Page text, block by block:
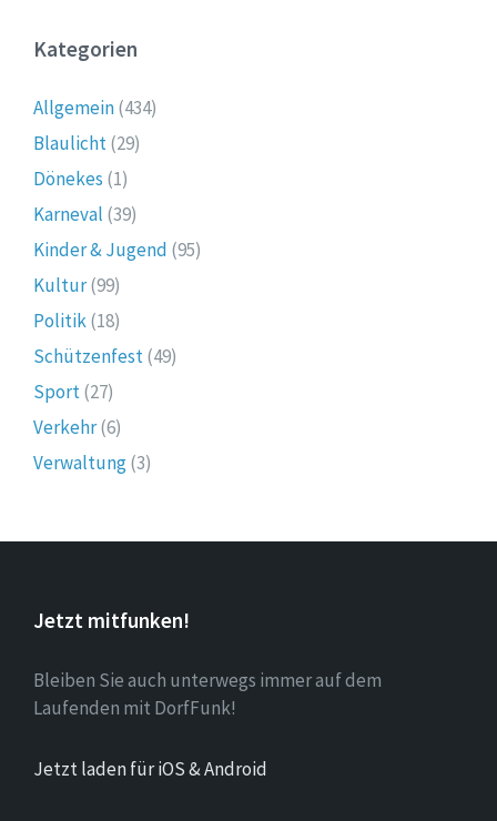
Kategorien
Allgemein(434)
Blaulicht(29)
Dönekes (1)
Karneval (39)
Kinder & Jugend (95)
Kultur(99)
Politik(18)
Schützenfest(49)
Sport(27)
Verkehr(6)
Verwaltung(3)
Jetzt mitfunken!
Bleiben Sie auch unterwegs immer auf dem
Laufenden mit DorfFunk!
Jetzt laden für iOS & Android